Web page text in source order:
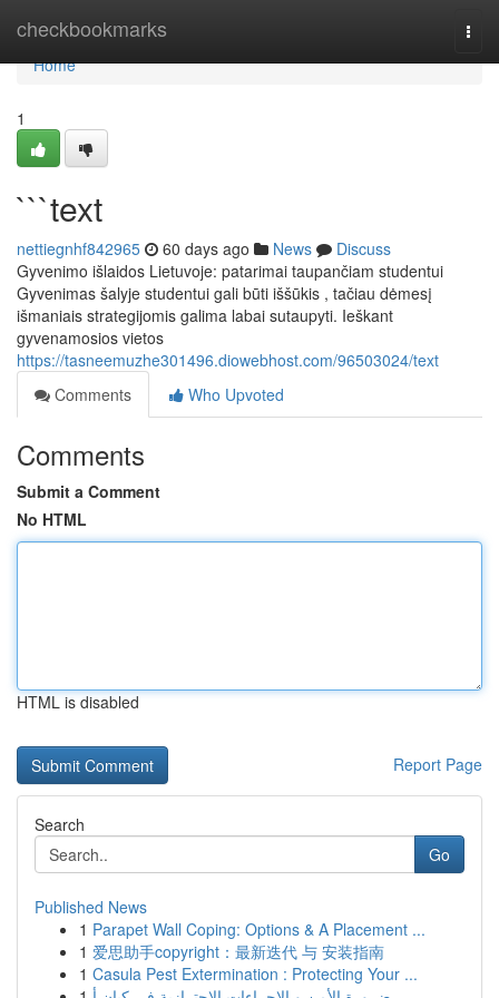
checkbookmarks
Home
Home
1
```text
nettiegnhf842965 60 days ago News
Discuss
Gyvenimo išlaidos Lietuvoje: patarimai taupančiam studentui
Gyvenimas šalyje studentui gali būti iššūkis , tačiau dėmesį
išmaniais strategijomis galima labai sutaupyti. Ieškant
gyvenamosios vietos
https://tasneemuzhe301496.diowebhost.com/96503024/text
Comments
Who Upvoted
Comments
Submit a Comment
No HTML
HTML is disabled
Report Page
Search
Go
Published News
1 Parapet Wall Coping: Options & A Placement ...
1 爱思助手copyright：最新迭代 与 安装指南
1 Casula Pest Extermination : Protecting Your ...